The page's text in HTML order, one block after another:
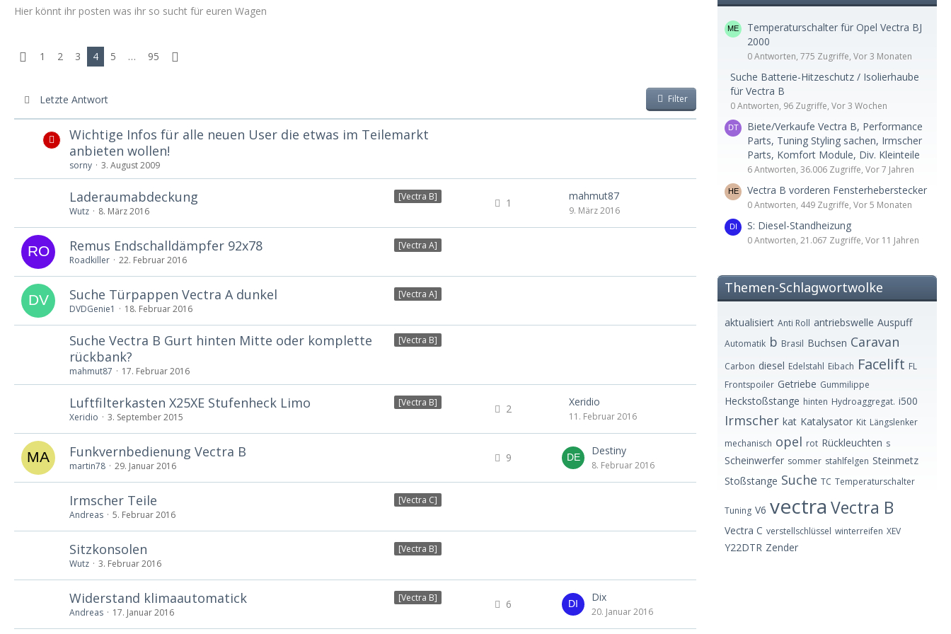
Hier könnt ihr posten was ihr so sucht für euren Wagen
1 2 3 4 5 … 95
Letzte Antwort Filter
Wichtige Infos für alle neuen User die etwas im Teilemarkt
anbieten wollen!
sorny 3. August 2009
[Vectra B]
Laderaumabdeckung
Wutz 8. März 2016
1
mahmut87
9. März 2016
[Vectra A]
Remus Endschalldämpfer 92x78
Roadkiller 22. Februar 2016
[Vectra A]
Suche Türpappen Vectra A dunkel
DVDGenie1 18. Februar 2016
[Vectra B]
Suche Vectra B Gurt hinten Mitte oder komplette
rückbank?
mahmut87 17. Februar 2016
[Vectra B]
Luftfilterkasten X25XE Stufenheck Limo
Xeridio 3. September 2015
2
Xeridio
11. Februar 2016
Funkvernbedienung Vectra B
martin78 29. Januar 2016
9
Destiny
8. Februar 2016
[Vectra C]
Irmscher Teile
Andreas 5. Februar 2016
[Vectra B]
Sitzkonsolen
Wutz 3. Februar 2016
[Vectra B]
Widerstand klimaautomatick
Andreas 17. Januar 2016
6
Dix
20. Januar 2016
Temperaturschalter für Opel Vectra BJ
2000
0 Antworten, 775 Zugriffe, Vor 3 Monaten
Suche Batterie-Hitzeschutz / Isolierhaube
für Vectra B
0 Antworten, 96 Zugriffe, Vor 3 Wochen
Biete/Verkaufe Vectra B, Performance
Parts, Tuning Styling sachen, Irmscher
Parts, Komfort Module, Div. Kleinteile
6 Antworten, 36.006 Zugriffe, Vor 7 Jahren
Vectra B vorderen Fensterheberstecker
0 Antworten, 449 Zugriffe, Vor 5 Monaten
S: Diesel-Standheizung
0 Antworten, 21.067 Zugriffe, Vor 11 Jahren
Themen-Schlagwortwolke
aktualisiert Anti Roll antriebswelle Auspuff
Automatik b Brasil Buchsen Caravan
Carbon diesel Edelstahl Eibach Facelift FL
Frontspoiler Getriebe Gummilippe
Heckstoßstange hinten Hydroaggregat. i500
Irmscher kat Katalysator Kit Längslenker
mechanisch opel rot Rückleuchten s
Scheinwerfer sommer stahlfelgen Steinmetz
Stoßstange Suche TC Temperaturschalter
Tuning V6 vectra Vectra B
Vectra C verstellschlüssel winterreifen XEV
Y22DTR Zender